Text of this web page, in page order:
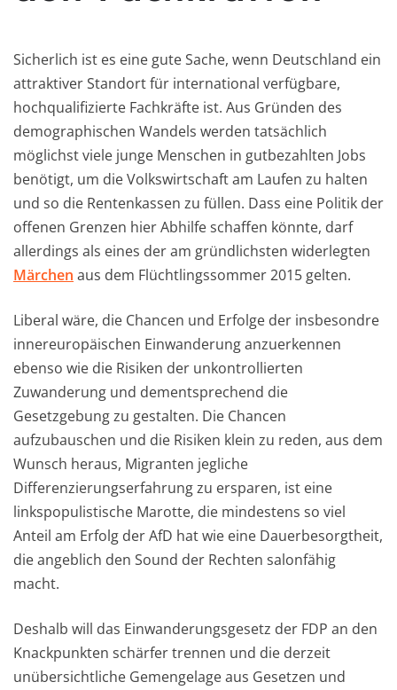
Sicherlich ist es eine gute Sache, wenn Deutschland ein
attraktiver Standort für international verfügbare,
hochqualifizierte Fachkräfte ist. Aus Gründen des
demographischen Wandels werden tatsächlich
möglichst viele junge Menschen in gutbezahlten Jobs
benötigt, um die Volkswirtschaft am Laufen zu halten
und so die Rentenkassen zu füllen. Dass eine Politik der
offenen Grenzen hier Abhilfe schaffen könnte, darf
allerdings als eines der am gründlichsten widerlegten
Märchen aus dem Flüchtlingssommer 2015 gelten.
Liberal wäre, die Chancen und Erfolge der insbesondre
innereuropäischen Einwanderung anzuerkennen
ebenso wie die Risiken der unkontrollierten
Zuwanderung und dementsprechend die
Gesetzgebung zu gestalten. Die Chancen
aufzubauschen und die Risiken klein zu reden, aus dem
Wunsch heraus, Migranten jegliche
Differenzierungserfahrung zu ersparen, ist eine
linkspopulistische Marotte, die mindestens so viel
Anteil am Erfolg der AfD hat wie eine Dauerbesorgtheit,
die angeblich den Sound der Rechten salonfähig
macht.
Deshalb will das Einwanderungsgesetz der FDP an den
Knackpunkten schärfer trennen und die derzeit
unübersichtliche Gemengelage aus Gesetzen und